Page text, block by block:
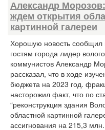
Александр
ждем открытия
картинной галереи
Хорошую новость сообщил
гостям города лидер
коммунистов Александр
рассказал, что в ходе
бюджета на 2023 год.
насторожил факт, что по
“реконструкция здания
областной картинной
ассигнования на 215,3